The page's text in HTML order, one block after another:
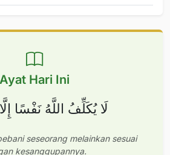
Ayat Hari Ini
لَا يُكَلِّفُ اللَّهُ نَفْسًا
seseorang melainkan sesuai
kesanggupannya.